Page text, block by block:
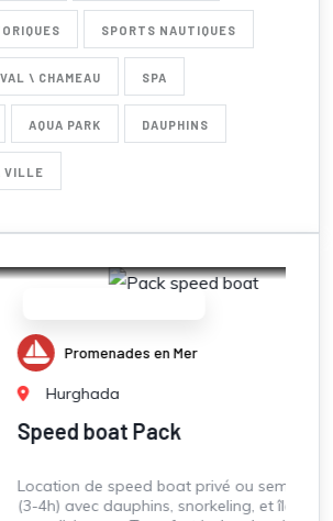
SPORTS NAUTIQUES
\ CHAMEAU SPA
AQUA PARK DAUPHINS
VILLE
en Mer
boat Pack
de speed boat privé ou semi-privé
dauphins, snorkeling, et îles